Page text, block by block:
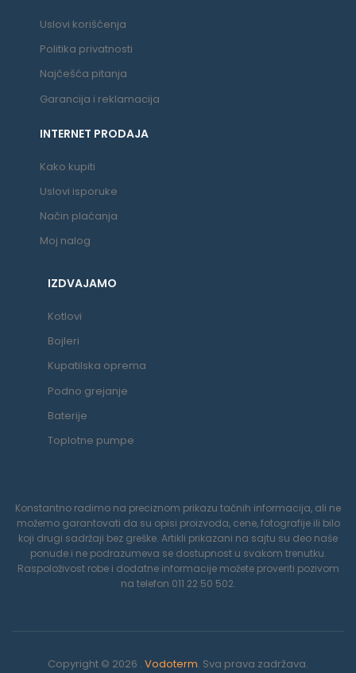
Uslovi korišćenja
Politika privatnosti
Najčešća pitanja
Garancija i reklamacija
INTERNET PRODAJA
Kako kupiti
Uslovi isporuke
Način plaćanja
Moj nalog
IZDVAJAMO
Kotlovi
Bojleri
Kupatilska oprema
Podno grejanje
Baterije
Toplotne pumpe
Konstantno radimo na preciznom prikazu tačnih informacija, ali ne
možemo garantovati da su opisi proizvoda, cene, fotografije ili bilo
koji drugi sadržaji bez greške. Artikli prikazani na sajtu su deo naše
ponude i ne podrazumeva se dostupnost u svakom trenutku.
Raspoloživost robe i dodatne informacije možete proveriti pozivom
na telefon 011 22 50 502.
Copyright © 2026 . Vodoterm. Sva prava zadržava.